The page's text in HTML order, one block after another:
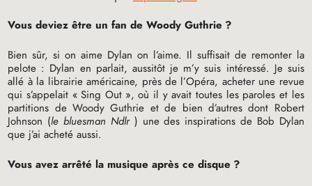
Vous deviez être un fan de Woody Guthrie ?
Bien sûr, si on aime Dylan on l’aime. Il suffisait de remonter la
pelote : Dylan en parlait, aussitôt je m’y suis intéressé. Je suis
allé à la librairie américaine, près de l’Opéra, acheter une revue
qui s’appelait « Sing Out », où il y avait toutes les paroles et les
partitions de Woody Guthrie et de bien d’autres dont Robert
Johnson (le bluesman Ndlr ) une des inspirations de Bob Dylan
que j’ai acheté aussi.
Vous avez arrêté la musique après ce disque ?